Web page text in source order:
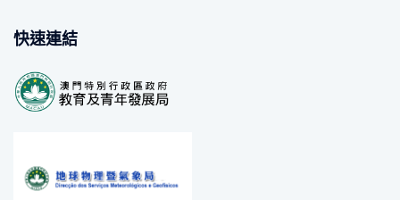
快速連結